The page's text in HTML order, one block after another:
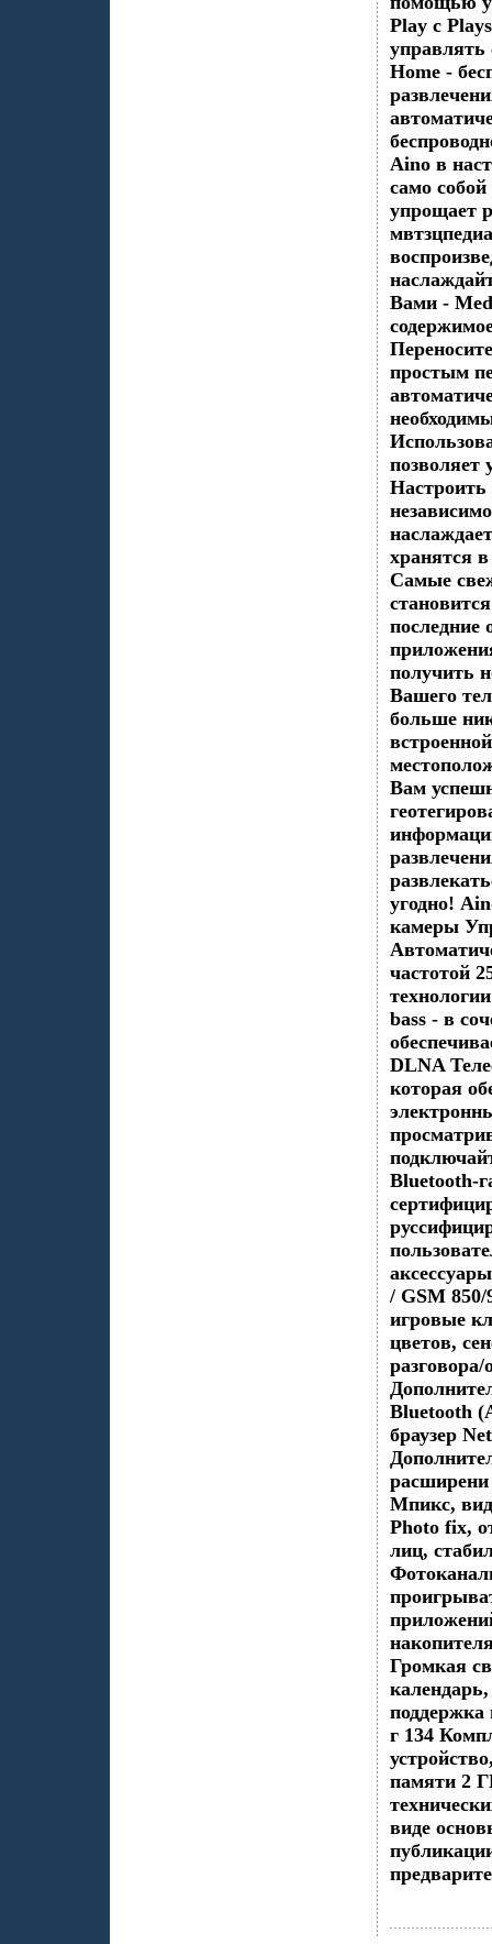
Play с
Home -
Aino в
само
упрощает
Вами -
простым
Настроить
хранятся
Самые
последние
получить
Вашего
больше
Вам
угодно!
камеры
частотой
bass - в
DLNA
которая
Bluetooth-
/ GSM 850/
игровые
цветов,
Bluetooth
браузер
Мпикс,
Photo fix,
лиц,
Громкая
г 134
памяти 2
виде